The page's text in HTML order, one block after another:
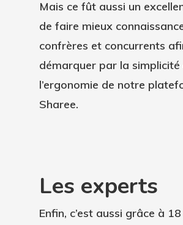
Mais ce fût aussi un
de faire mieux
confrères et concurrents
démarquer par la simplicité
l’ergonomie de notre
Sharee.
Les experts
Enfin, c’est aussi grâce à